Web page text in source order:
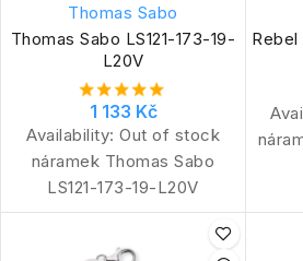
Thomas Sabo
Thomas Sabo LS121-173-19-
L20V
1 133 Kč
Availability: Out of stock
náramek Thomas Sabo
LS121-173-19-L20V
Rebel